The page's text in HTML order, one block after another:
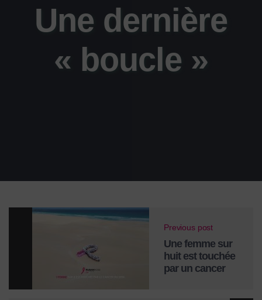
Une dernière
« boucle »
Previous post
Une femme sur
huit est touchée
par un cancer